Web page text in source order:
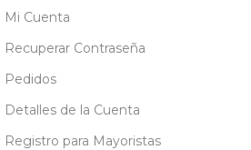
Mi Cuenta
Recuperar Contraseña
Pedidos
Detalles de la Cuenta
Registro para Mayoristas